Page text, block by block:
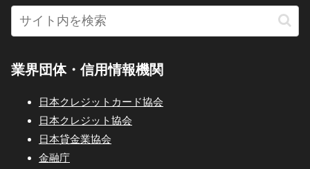
業界団体・信用情報機関
日本クレジットカード協会
日本クレジット協会
日本貸金業協会
金融庁